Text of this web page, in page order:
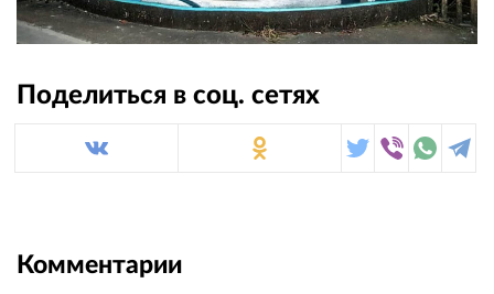
Поделиться в соц. сетях
Комментарии